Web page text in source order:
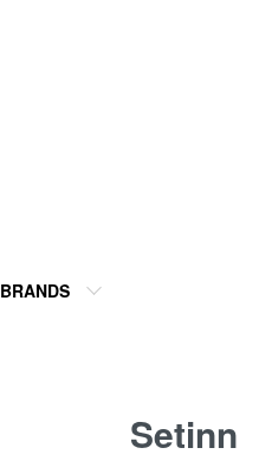
BRANDS
Setinn